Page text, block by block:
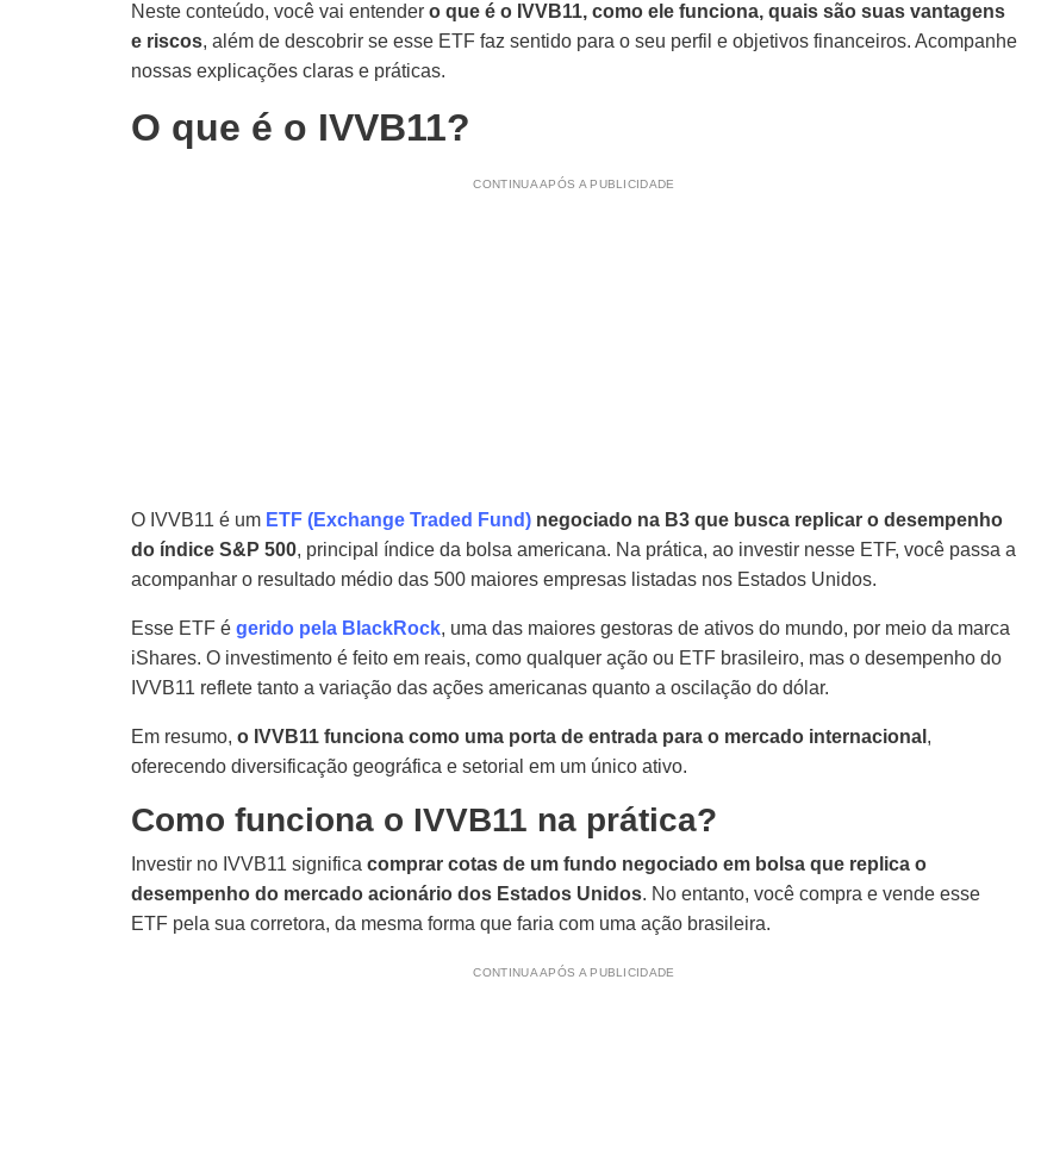
Neste conteúdo, você vai entender o que é o IVVB11, como ele funciona, quais são suas vantagens
e riscos, além de descobrir se esse ETF faz sentido para o seu perfil e objetivos financeiros. Acompanhe
nossas explicações claras e práticas.
O que é o IVVB11?
CONTINUA APÓS A PUBLICIDADE
O IVVB11 é um ETF (Exchange Traded Fund) negociado na B3 que busca replicar o desempenho
do índice S&P 500, principal índice da bolsa americana. Na prática, ao investir nesse ETF, você passa a
acompanhar o resultado médio das 500 maiores empresas listadas nos Estados Unidos.
Esse ETF é gerido pela BlackRock, uma das maiores gestoras de ativos do mundo, por meio da marca
iShares. O investimento é feito em reais, como qualquer ação ou ETF brasileiro, mas o desempenho do
IVVB11 reflete tanto a variação das ações americanas quanto a oscilação do dólar.
Em resumo, o IVVB11 funciona como uma porta de entrada para o mercado internacional ,
oferecendo diversificação geográfica e setorial em um único ativo.
Como funciona o IVVB11 na prática?
Investir no IVVB11 significa comprar cotas de um fundo negociado em bolsa que replica o
desempenho do mercado acionário dos Estados Unidos. No entanto, você compra e vende esse
ETF pela sua corretora, da mesma forma que faria com uma ação brasileira.
CONTINUA APÓS A PUBLICIDADE